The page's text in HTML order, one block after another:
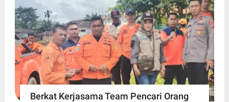
Berkat Kerjasama Team Pencari Orang